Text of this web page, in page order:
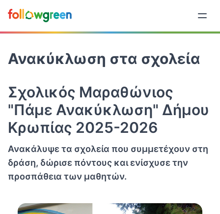
Ανακύκλωση στα σχολεία
Σχολικός Μαραθώνιος
"Πάμε Ανακύκλωση" Δήμου
Κρωπίας 2025-2026
Ανακάλυψε τα σχολεία που συμμετέχουν στη
δράση, δώρισε πόντους και ενίσχυσε την
προσπάθεια των μαθητών.